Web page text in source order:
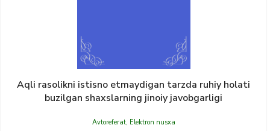
Aqli rasolikni istisno etmaydigan tarzda ruhiy holati
buzilgan shaxslarning jinoiy javobgarligi
Avtoreferat, Elektron nusxa